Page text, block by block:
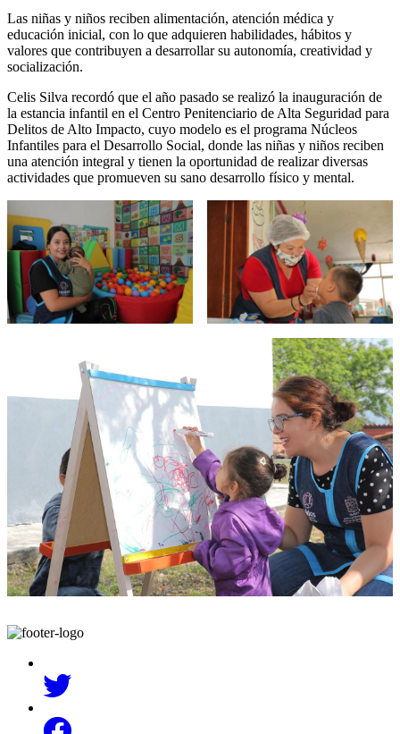
Las niñas y niños reciben alimentación, atención médica y
educación inicial, con lo que adquieren habilidades, hábitos y
valores que contribuyen a desarrollar su autonomía, creatividad y
socialización.
Celis Silva recordó que el año pasado se realizó la inauguración de
la estancia infantil en el Centro Penitenciario de Alta Seguridad para
Delitos de Alto Impacto, cuyo modelo es el programa Núcleos
Infantiles para el Desarrollo Social, donde las niñas y niños reciben
una atención integral y tienen la oportunidad de realizar diversas
actividades que promueven su sano desarrollo físico y mental.